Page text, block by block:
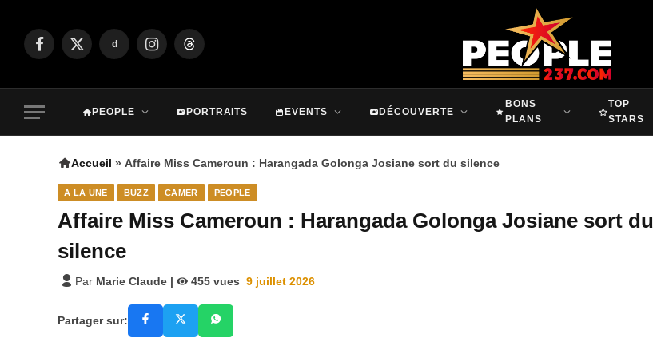
Facebook
X
d
InstagramThreads
PEOPLE PORTRAITS EVENTS DÉCOUVERTE
BONS
PLANS
TOP
STARS
Accueil » Affaire Miss Cameroun : Harangada Golonga Josiane sort du silence
A LA UNE BUZZ CAMER PEOPLE
Affaire Miss Cameroun : Harangada Golonga Josiane sort du
silence
Par Marie Claude | 455 vues 9 juillet 2026
Partager sur: